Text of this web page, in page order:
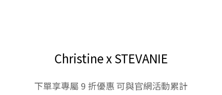
Christine x STEVANIE
下單享專屬 9 折優惠 可與官網活動累計